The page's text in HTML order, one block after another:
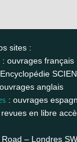
sites :
: ouvrages français
anglais
: ouvrages
en libre
– Londres